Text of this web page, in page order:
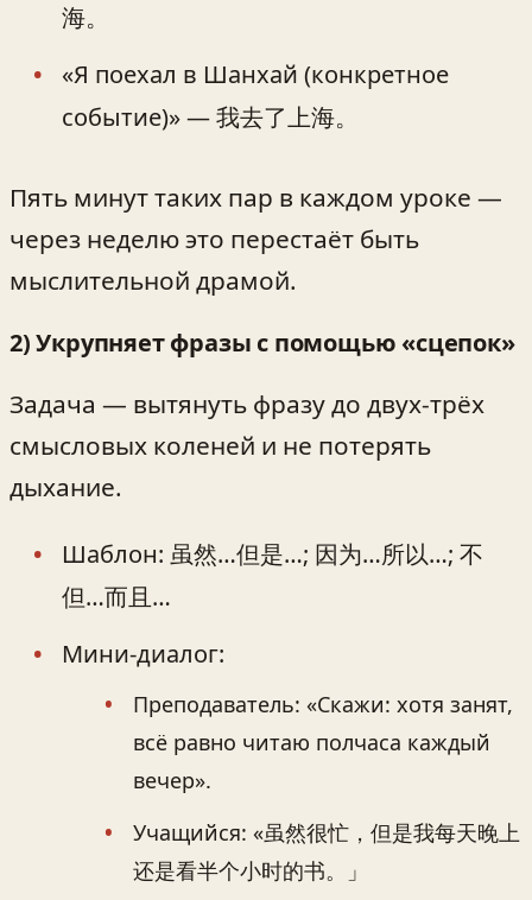
海。
«Я поехал в Шанхай (конкретное
событие)» — 我去了上海。
Пять минут таких пар в каждом уроке —
через неделю это перестаёт быть
мыслительной драмой.
2) Укрупняет фразы с помощью «сцепок»
Задача — вытянуть фразу до двух-трёх
смысловых коленей и не потерять
дыхание.
Шаблон: 虽然…但是…; 因为…所以…; 不
但…而且…
Мини-диалог:
Преподаватель: «Скажи: хотя занят,
всё равно читаю полчаса каждый
вечер».
Учащийся: «虽然很忙，但是我每天晚上
还是看半个小时的书。」